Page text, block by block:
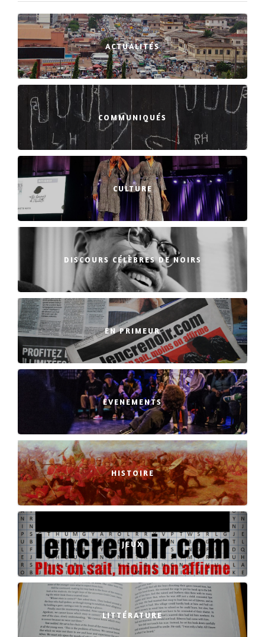
ACTUALITÉS
COMMUNIQUÉS
CULTURE
DISCOURS CÉLÈBRES DE NOIRS
EN PRIMEUR
EVENEMENTS
HISTOIRE
JEUX
LITTÉRATURE